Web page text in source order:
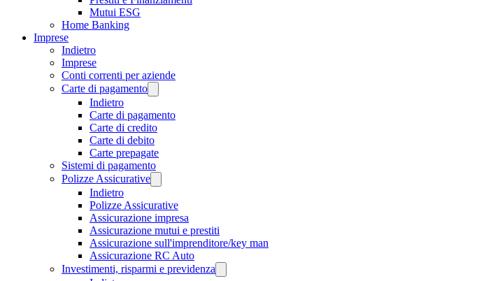
Mutui ESG
Home Banking
Imprese
Indietro
Imprese
Conti correnti per aziende
Carte di pagamento
Indietro
Carte di pagamento
Carte di credito
Carte di debito
Carte prepagate
Sistemi di pagamento
Polizze Assicurative
Indietro
Polizze Assicurative
Assicurazione impresa
Assicurazione mutui e prestiti
Assicurazione sull'imprenditore/key man
Assicurazione RC Auto
Investimenti, risparmi e previdenza